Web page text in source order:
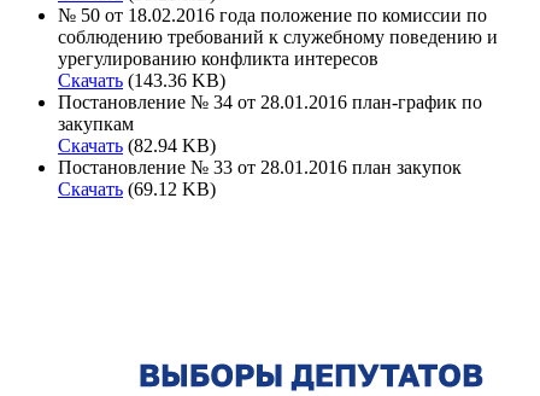
№ 50 от 18.02.2016 года положение по комиссии по
соблюдению требований к служебному поведению и
урегулированию конфликта интересов
Скачать (143.36 KB)
Постановление № 34 от 28.01.2016 план-график по
закупкам
Скачать (82.94 KB)
Постановление № 33 от 28.01.2016 план закупок
Скачать (69.12 KB)